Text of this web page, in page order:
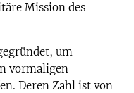
Mission des
um
vormaligen
Deren Zahl ist von